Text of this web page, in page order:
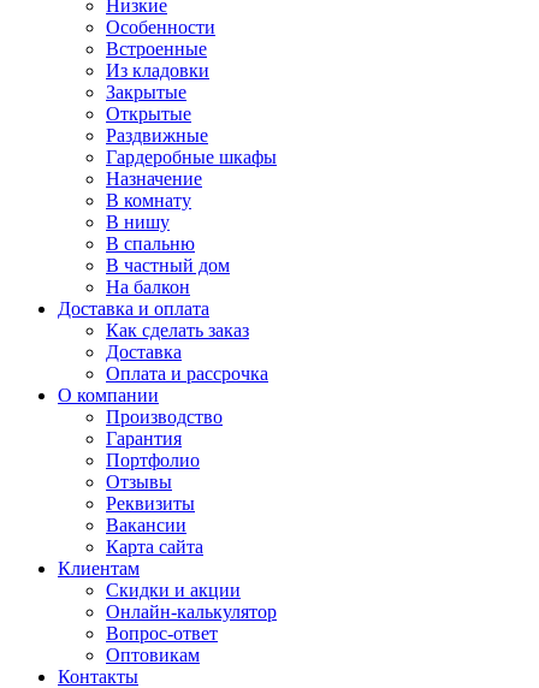
Низкие
Особенности
Встроенные
Из кладовки
Закрытые
Открытые
Раздвижные
Гардеробные шкафы
Назначение
В комнату
В нишу
В спальню
В частный дом
На балкон
Доставка и оплата
Как сделать заказ
Доставка
Оплата и рассрочка
О компании
Производство
Гарантия
Портфолио
Отзывы
Реквизиты
Вакансии
Карта сайта
Клиентам
Скидки и акции
Онлайн-калькулятор
Вопрос-ответ
Оптовикам
Контакты